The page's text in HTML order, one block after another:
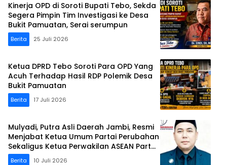
Kinerja OPD di Soroti Bupati Tebo, Sekda
Segera Pimpin Tim Investigasi ke Desa
Bukit Pamuatan, Serai serumpun
Berita 25 Juli 2026
Ketua DPRD Tebo Soroti Para OPD Yang
Acuh Terhadap Hasil RDP Polemik Desa
Bukit Pamuatan
Berita 17 Juli 2026
Mulyadi, Putra Asli Daerah Jambi, Resmi
Menjabat Ketua Umum Partai Perubahan
Sekaligus Ketua Perwakilan ASEAN Partai
Perubahan di Malaysia
Berita 10 Juli 2026